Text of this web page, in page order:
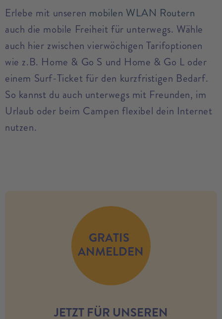
Erlebe mit unseren mobilen WLAN Routern
auch die mobile Freiheit für unterwegs. Wähle
auch hier zwischen vierwöchigen Tarifoptionen
wie z.B. Home & Go S und Home & Go L oder
einem Surf-Ticket für den kurzfristigen Bedarf.
So kannst du auch unterwegs mit Freunden, im
Urlaub oder beim Campen flexibel dein Internet
nutzen.
GRATIS
ANMELDEN
JETZT FÜR UNSEREN